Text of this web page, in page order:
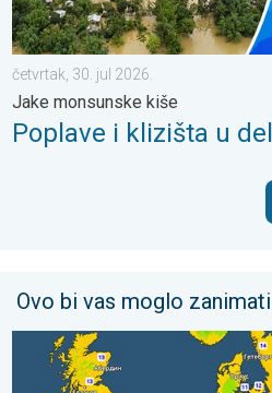
četvrtak, 30. jul 2026.
Jake monsunske kiše
Poplave i klizišta u
Ovo bi vas moglo zanimati
Predah od vrućina u delu